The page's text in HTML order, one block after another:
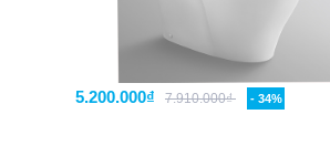
5.200.000₫ 7.910.000₫ - 34%